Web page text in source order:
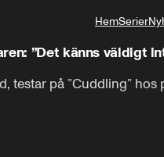
HemSerier
”Det känns väldigt
testar på ”Cuddling” hos